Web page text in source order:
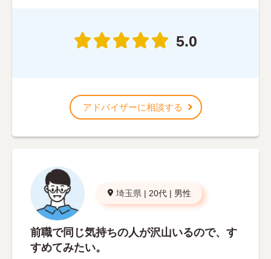
5.0
アドバイザーに相談する
埼玉県 | 20代 | 男性
前職で同じ気持ちの人が沢山いるので、す
すめてみたい。